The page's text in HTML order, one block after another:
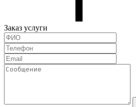
Заказ услуги